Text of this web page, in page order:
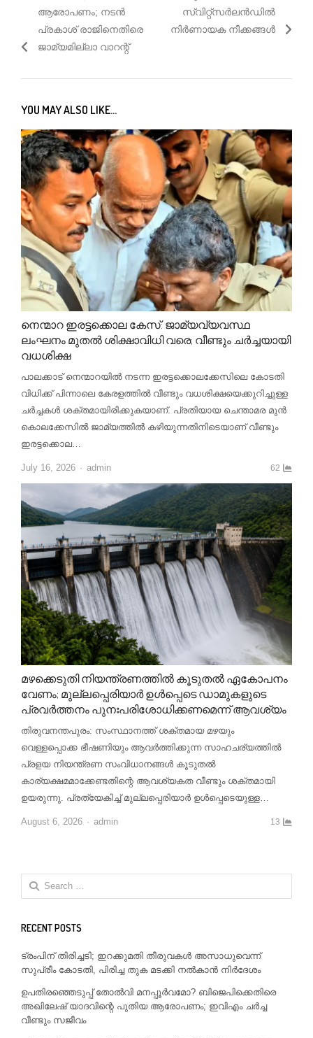
ആരോപണം; നടൻ
പ്രകാശ് രാജിനെതിരെ
ജാമ്യമില്ലാ വാറന്റ്
സ്വിറ്റ്സർലൻഡിൽ
നിർണായക നീക്കങ്ങൾ
YOU MAY ALSO LIKE...
നെന്മാറ ഇരട്ടക്കൊല കേസ്: ജാമ്യവ്യവസ്ഥ
ലംഘനം മുതൽ ശിക്ഷാവിധി വരെ; വീണ്ടും ചർച്ചയായി
വധശിക്ഷ
പാലക്കാട് നെന്മാറയിൽ നടന്ന ഇരട്ടക്കൊലക്കേസിലെ കോടതി
വിധിക്ക് പിന്നാലെ കേരളത്തിൽ വീണ്ടും വധശിക്ഷയെക്കുറിച്ചുള്ള
ചർച്ചകൾ ശക്തമായിരിക്കുകയാണ്. പ്രതിയായ ചെന്താമര മുൻ
കൊലക്കേസിൽ ജാമ്യത്തിൽ കഴിയുന്നതിനിടെയാണ് വീണ്ടും
ഇരട്ടക്കൊല…
July 16, 2026 Author
admin 62
മഴക്കെടുതി നിയന്ത്രണത്തിൽ കൂടുതൽ ഏകോപനം
വേണം; മുല്ലപ്പെരിയാർ ഉൾപ്പെടെ ഡാമുകളുടെ
പ്രവർത്തനം പുനഃപരിശോധിക്കണമെന്ന് ആവശ്യം
തിരുവനന്തപുരം: സംസ്ഥാനത്ത് ശക്തമായ മഴയും
വെള്ളപ്പൊക്ക ഭീഷണിയും ആവർത്തിക്കുന്ന സാഹചര്യത്തിൽ
പ്രളയ നിയന്ത്രണ സംവിധാനങ്ങൾ കൂടുതൽ
കാര്യക്ഷമമാക്കേണ്ടതിന്റെ ആവശ്യകത വീണ്ടും ശക്തമായി
ഉയരുന്നു. പ്രത്യേകിച്ച് മുല്ലപ്പെരിയാർ ഉൾപ്പെടെയുള്ള…
August 6, 2026 Author
admin 13
Search
for:
RECENT POSTS
ട്രംപിന് തിരിച്ചടി; ഇറക്കുമതി തീരുവകൾ അസാധുവെന്ന്
സുപ്രീം കോടതി, പിരിച്ച തുക മടക്കി നൽകാൻ നിർദേശം
ഉപതിരഞ്ഞെടുപ്പ് തോൽവി മനപ്പൂർവമോ? ബിജെപിക്കെതിരെ
അഖിലേഷ് യാദവിന്റെ പുതിയ ആരോപണം; ഇവിഎം ചർച്ച
വീണ്ടും സജീവം